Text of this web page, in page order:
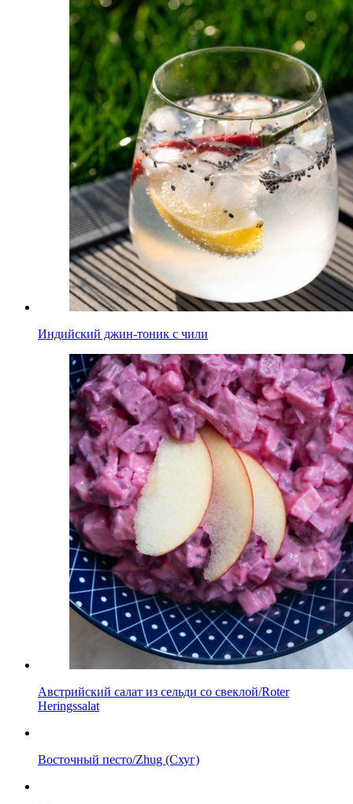
Индийский джин-тоник с чили
Австрийский салат из сельди со свеклой/Roter
Heringssalat
Восточный песто/Zhug (Схуг)